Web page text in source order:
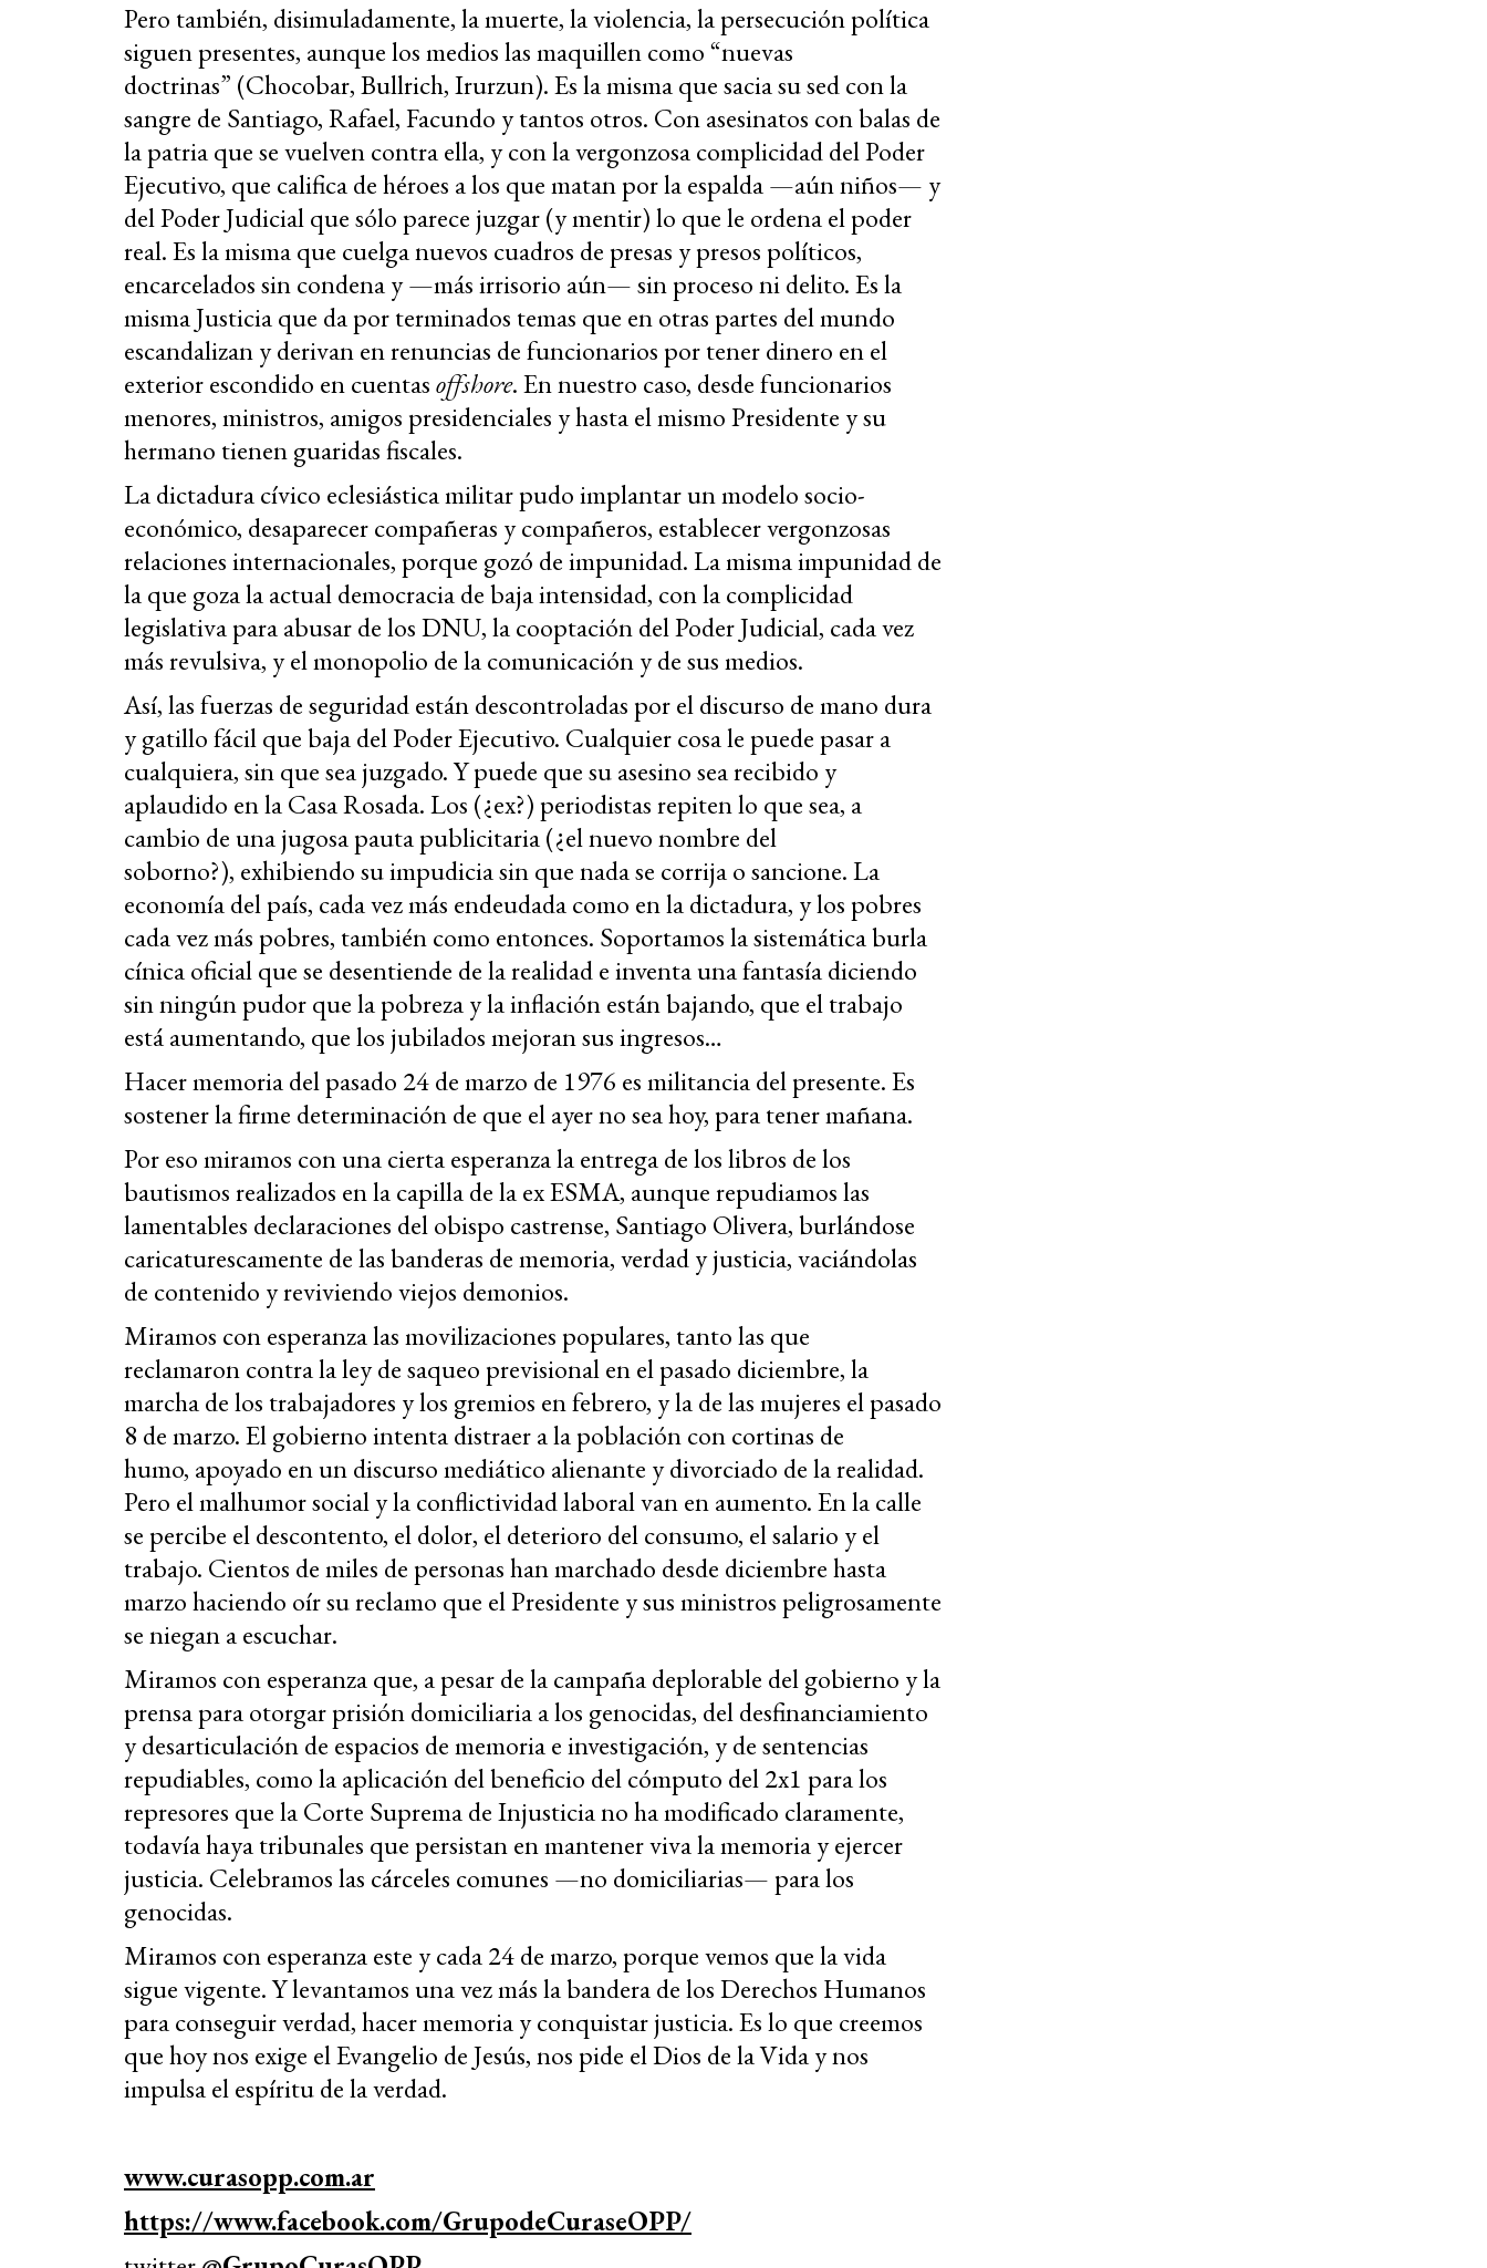
Pero también, disimuladamente, la muerte, la violencia, la persecución política
siguen presentes, aunque los medios las maquillen como “nuevas
doctrinas” (Chocobar, Bullrich, Irurzun). Es la misma que sacia su sed con la
sangre de Santiago, Rafael, Facundo y tantos otros. Con asesinatos con balas de
la patria que se vuelven contra ella, y con la vergonzosa complicidad del Poder
Ejecutivo, que califica de héroes a los que matan por la espalda —aún niños— y
del Poder Judicial que sólo parece juzgar (y mentir) lo que le ordena el poder
real. Es la misma que cuelga nuevos cuadros de presas y presos políticos,
encarcelados sin condena y —más irrisorio aún— sin proceso ni delito. Es la
misma Justicia que da por terminados temas que en otras partes del mundo
escandalizan y derivan en renuncias de funcionarios por tener dinero en el
exterior escondido en cuentasoffshore. En nuestro caso, desde funcionarios
menores, ministros, amigos presidenciales y hasta el mismo Presidente y su
hermano tienen guaridas fiscales.
La dictadura cívico eclesiástica militar pudo implantar un modelo socio-
económico, desaparecer compañeras y compañeros, establecer vergonzosas
relaciones internacionales, porque gozó de impunidad. La misma impunidad de
la que goza la actual democracia de baja intensidad, con la complicidad
legislativa para abusar de los DNU, la cooptación del Poder Judicial, cada vez
más revulsiva, y el monopolio de la comunicación y de sus medios.
Así, las fuerzas de seguridad están descontroladas por el discurso de mano dura
y gatillo fácil que baja del Poder Ejecutivo. Cualquier cosa le puede pasar a
cualquiera, sin que sea juzgado. Y puede que su asesino sea recibido y
aplaudido en la Casa Rosada. Los (¿ex?) periodistas repiten lo que sea, a
cambio de una jugosa pauta publicitaria (¿el nuevo nombre del
soborno?), exhibiendo su impudicia sin que nada se corrija o sancione. La
economía del país, cada vez más endeudada como en la dictadura, y los pobres
cada vez más pobres, también como entonces. Soportamos la sistemática burla
cínica oficial que se desentiende de la realidad e inventa una fantasía diciendo
sin ningún pudor que la pobreza y la inflación están bajando, que el trabajo
está aumentando, que los jubilados mejoran sus ingresos…
Hacer memoria del pasado 24 de marzo de 1976 es militancia del presente. Es
sostener la firme determinación de que el ayer no sea hoy, para tener mañana.
Por eso miramos con una cierta esperanza la entrega de los libros de los
bautismos realizados en la capilla de la ex ESMA, aunque repudiamos las
lamentables declaraciones del obispo castrense, Santiago Olivera, burlándose
caricaturescamente de las banderas de memoria, verdad y justicia, vaciándolas
de contenido y reviviendo viejos demonios.
Miramos con esperanza las movilizaciones populares, tanto las que
reclamaron contra la ley de saqueo previsional en el pasado diciembre, la
marcha de los trabajadores y los gremios en febrero, y la de las mujeres el pasado
8 de marzo. El gobierno intenta distraer a la población con cortinas de
humo, apoyado en un discurso mediático alienante y divorciado de la realidad.
Pero el malhumor social y la conflictividad laboral van en aumento. En la calle
se percibe el descontento, el dolor, el deterioro del consumo, el salario y el
trabajo. Cientos de miles de personas han marchado desde diciembre hasta
marzo haciendo oír su reclamo que el Presidente y sus ministros peligrosamente
se niegan a escuchar.
Miramos con esperanza que, a pesar de la campaña deplorable del gobierno y la
prensa para otorgar prisión domiciliaria a los genocidas, del desfinanciamiento
y desarticulación de espacios de memoria e investigación, y de sentencias
repudiables, como la aplicación del beneficio del cómputo del 2x1 para los
represores que la Corte Suprema de Injusticia no ha modificado claramente,
todavía haya tribunales que persistan en mantener viva la memoria y ejercer
justicia. Celebramos las cárceles comunes —no domiciliarias— para los
genocidas.
Miramos con esperanza este y cada 24 de marzo, porque vemos que la vida
sigue vigente. Y levantamos una vez más la bandera de los Derechos Humanos
para conseguir verdad, hacer memoria y conquistar justicia. Es lo que creemos
que hoy nos exige el Evangelio de Jesús, nos pide el Dios de la Vida y nos
impulsa el espíritu de la verdad.
www.curasopp.com.ar
https://www.facebook.com/GrupodeCuraseOPP/